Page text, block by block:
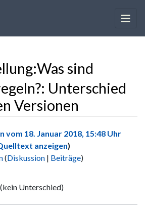
sind
Unterschied
Versionen
,Suche
vom 18. Januar 2018, 15:48 Uhr
anzeigen)
(Diskussion | Beiträge)
(kein Unterschied)